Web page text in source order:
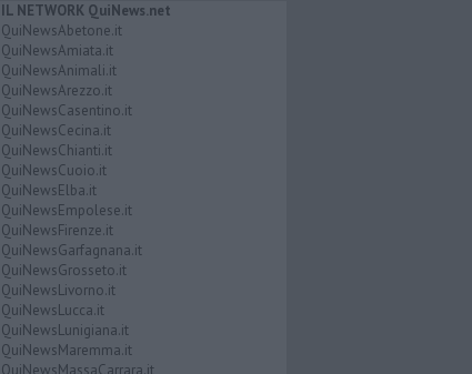
IL NETWORK QuiNews.net
QuiNewsAbetone.it
QuiNewsAmiata.it
QuiNewsAnimali.it
QuiNewsArezzo.it
QuiNewsCasentino.it
QuiNewsCecina.it
QuiNewsChianti.it
QuiNewsCuoio.it
QuiNewsElba.it
QuiNewsEmpolese.it
QuiNewsFirenze.it
QuiNewsGarfagnana.it
QuiNewsGrosseto.it
QuiNewsLivorno.it
QuiNewsLucca.it
QuiNewsLunigiana.it
QuiNewsMaremma.it